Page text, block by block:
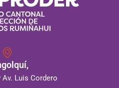
Av. Luis Cordero